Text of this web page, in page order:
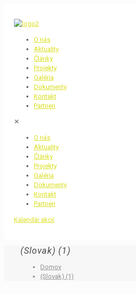
O nás
Aktuality
Články
Projekty
Galéria
Dokumenty
Kontakt
Partneri
✕
O nás
Aktuality
Články
Projekty
Galéria
Dokumenty
Kontakt
Partneri
Kalendár akcií
(Slovak) (1)
Domov
(Slovak) (1)